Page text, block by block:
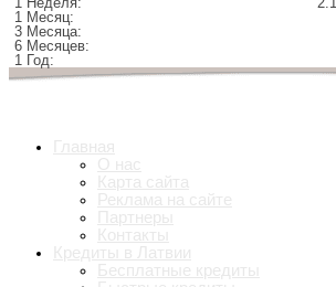
1 Месяц:
3 Месяца:
6 Месяцев:
1 Год: